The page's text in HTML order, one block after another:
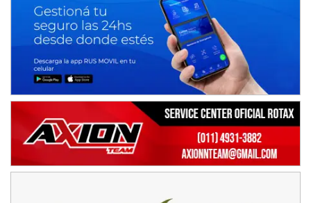
Juan Navarro (Asfalto)
El Timbó (Tucumán)